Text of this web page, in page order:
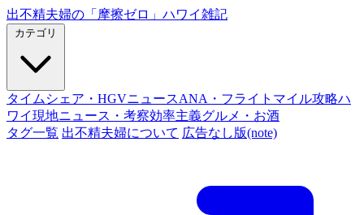
出不精夫婦の 「摩擦ゼロ」 ハワイ雑記
タイムシェア・HGVニュースANA・フライトマイル攻略ハ
ワイ現地ニュース・考察効率主義グルメ・お酒
タグ一覧 出不精夫婦について 広告なし版(note)